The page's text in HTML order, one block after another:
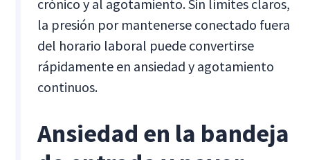
crónico y al agotamiento. Sin límites claros,
la presión por mantenerse conectado fuera
del horario laboral puede convertirse
rápidamente en ansiedad y agotamiento
continuos.
Ansiedad en la bandeja